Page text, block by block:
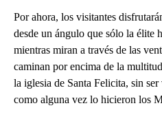
Por ahora, los visitantes
desde un ángulo que sólo la élite
mientras miran a través de las
caminan por encima de la
la iglesia de Santa Felicita, sin
como alguna vez lo hicieron los